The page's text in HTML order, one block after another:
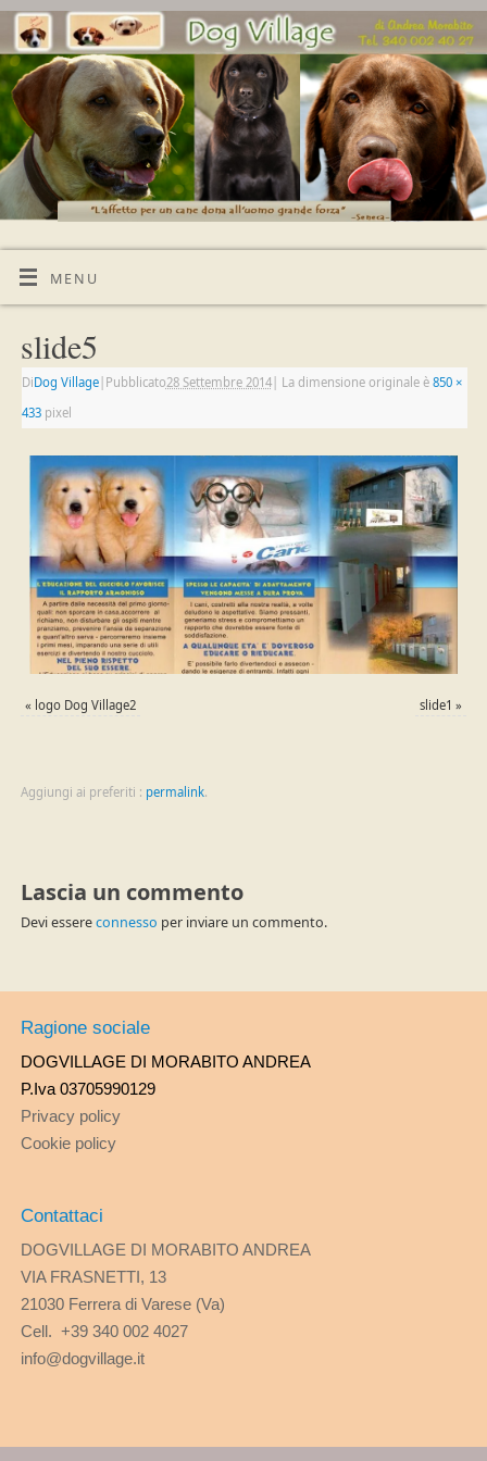
MENU
slide5
DiDog Village| Pubblicato28 Settembre 2014| La dimensione originale è 850 ×
433pixel
« logo Dog Village2 slide1 »
Aggiungi ai preferiti : permalink.
Lascia un commento
Devi essereconnesso per inviare un commento.
Ragione sociale
DOGVILLAGE DI MORABITO ANDREA
P.Iva 03705990129
Privacy policy
Cookie policy
Contattaci
DOGVILLAGE DI MORABITO ANDREA
VIA FRASNETTI, 13
21030 Ferrera di Varese (Va)
Cell. +39 340 002 4027
info@dogvillage.it